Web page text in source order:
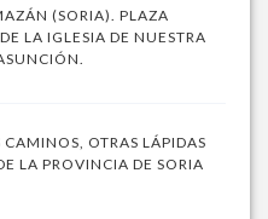
(SORIA). PLAZA
LA IGLESIA DE NUESTRA
CAMINOS, OTRAS LÁPIDAS
LA PROVINCIA DE SORIA